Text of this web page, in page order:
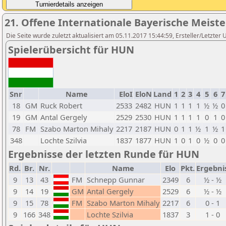
21. Offene Internationale Bayerische
Die Seite wurde zuletzt aktualisiert am 05.11.2017 15:44:59, Ersteller/Letzter
Spielerübersicht für HUN
Snr Name EloI EloN Land 1 2 3 4 5 6 7
18 GM Ruck Robert 2533 2482 HUN 1 1 1 1 ½ ½ 0
19 GM Antal Gergely 2529 2530 HUN 1 1 1 1 0 1 0
78 FM Szabo Marton Mihaly 2217 2187 HUN 0 1 1 ½ 1 ½ 1
348
Lochte Szilvia 1837 1877 HUN 1 0 1 0 ½ 0 0
Ergebnisse der letzten Runde für HUN
Rd. Br. Nr. Name Elo Pkt.
9
13 43 FM Schnepp Gunnar 2349 6
½ - ½
9
14 19 GM Antal Gergely 2529 6
½ - ½
9
15 78 FM Szabo Marton Mihaly 2217 6
0 - 1
9
166 348 Lochte Szilvia 1837 3 1 - 0